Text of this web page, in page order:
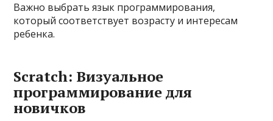
Важно выбрать язык программирования,
который соответствует возрасту и интересам
ребенка.
Scratch: Визуальное
программирование для
новичков